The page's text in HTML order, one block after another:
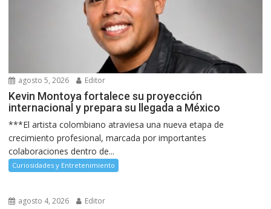
agosto 5, 2026 Editor
Kevin Montoya fortalece su proyección
internacional y prepara su llegada a México
***El artista colombiano atraviesa una nueva etapa de
crecimiento profesional, marcada por importantes
colaboraciones dentro de...
Curiosidades y Entretenimiento
agosto 4, 2026 Editor